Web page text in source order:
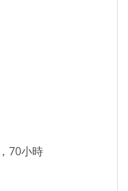
70小時